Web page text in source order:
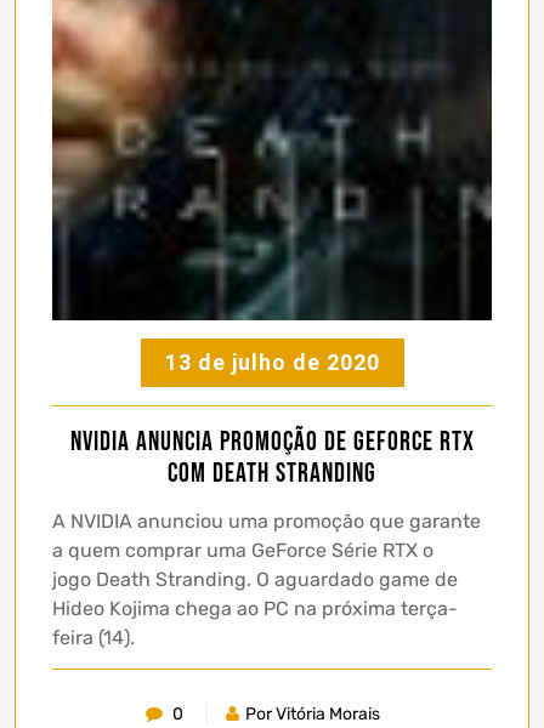
13 de julho de 2020
NVIDIA anuncia promoção de GeForce RTX
com Death Stranding
A NVIDIA anunciou uma promoção que garante
a quem comprar uma GeForce Série RTX o
jogo Death Stranding. O aguardado game de
Hideo Kojima chega ao PC na próxima terça-
feira (14).
0
Por Vitória Morais